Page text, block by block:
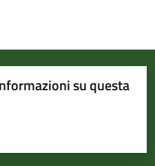
su questa
su 5